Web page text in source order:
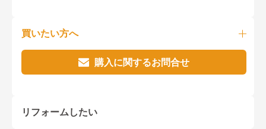
買いたい方へ
購入に関するお問合せ
リフォームしたい